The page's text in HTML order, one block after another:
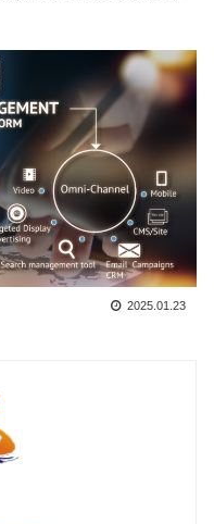
2025.01.23